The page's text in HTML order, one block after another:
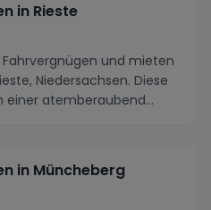
in Rieste
und mieten
Niedersachsen. Diese
atemberaubend...
in Müncheberg